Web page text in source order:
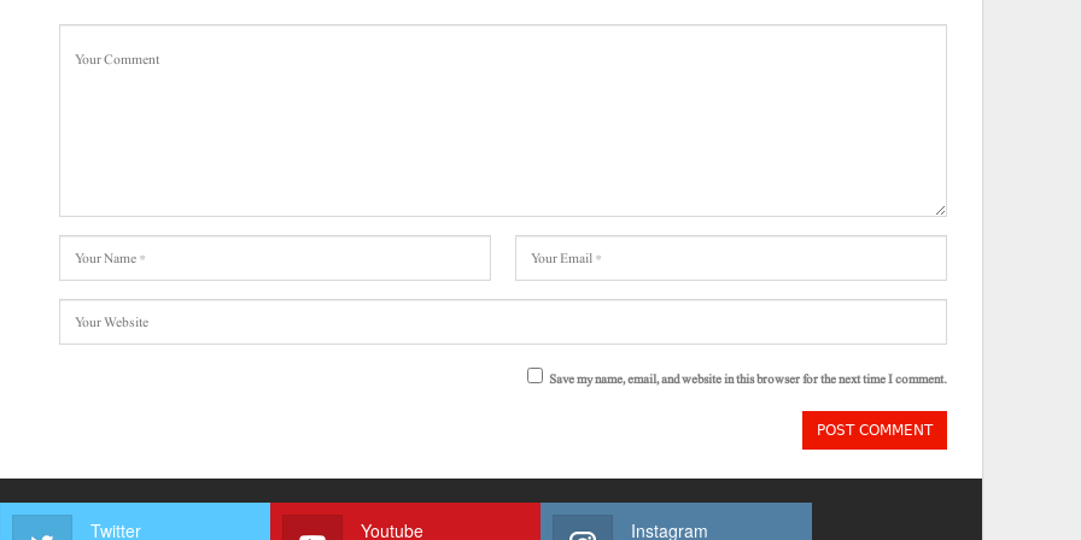
Save my name, email, and website in this browser for the next time I comment.
Twitter Youtube Instagram